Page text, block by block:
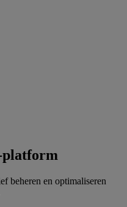
platform
beheren en optimaliseren